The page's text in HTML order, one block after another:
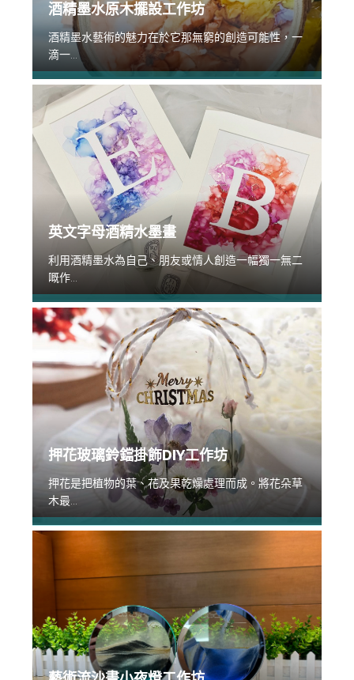
酒精墨水原木擺設工作坊
酒精墨水藝術的魅力在於它那無窮的創造可能性，一
滴一...
英文字母酒精水墨畫
利用酒精墨水為自己、朋友或情人創造一幅獨一無二
嘅作...
押花玻璃鈴鐺掛飾DIY工作坊
押花是把植物的葉、花及果乾燥處理而成。將花朵草
木最...